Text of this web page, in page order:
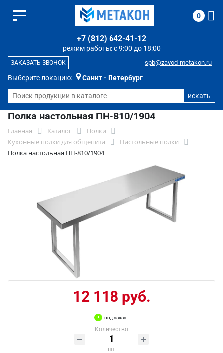
Выберите локацию: Санкт - Петербург
режим работы: с 9:00 до 18:00
+7 (812) 642-41-12
spb@zavod-metakon.ru
ЗАКАЗАТЬ ЗВОНОК
0
Полка настольная ПН-810/1904
Главная Каталог
Полки
Кухонные полки для общепита
Настольные полки
Полка настольная ПН-810/1904
12 118 руб.
под заказ
Количество
шт